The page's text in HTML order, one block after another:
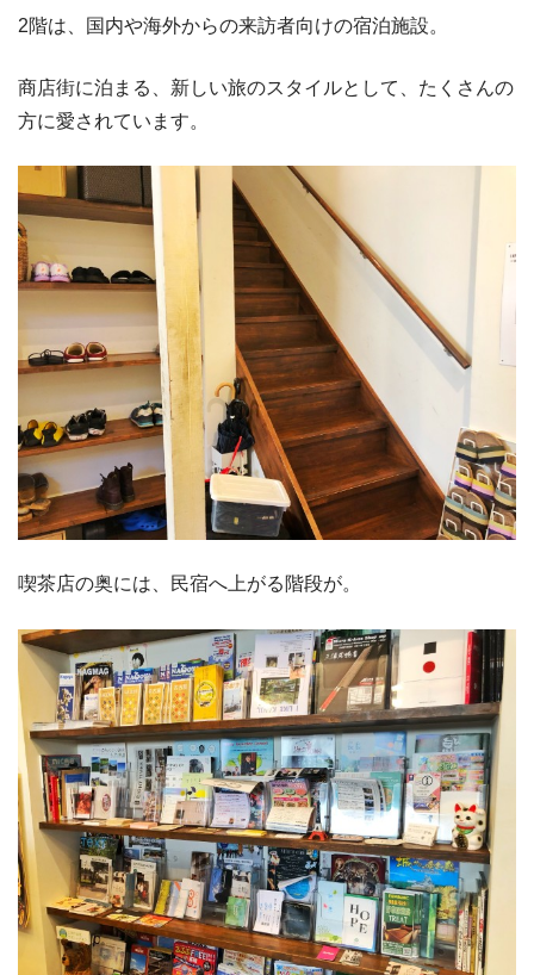
2階は、国内や海外からの来訪者向けの宿泊施設。
商店街に泊まる、新しい旅のスタイルとして、たくさんの
方に愛されています。
喫茶店の奥には、民宿へ上がる階段が。